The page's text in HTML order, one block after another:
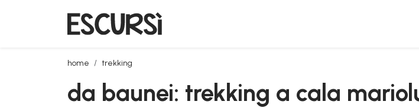
home trekking
da baunei: trekking a cala mariolu
da baunei: trekking a cala